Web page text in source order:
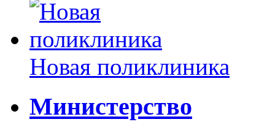
Новая поликлиника
Министерство